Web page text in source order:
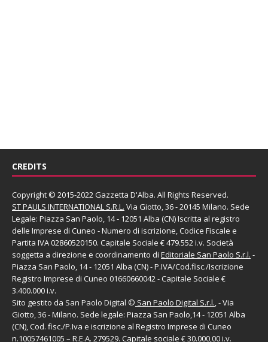
CREDITS
Copyright © 2015-2022 Gazzetta D'Alba. All Rights Reserved.
ST PAULS INTERNATIONAL S.R.L. Via Giotto, 36 - 20145 Milano. Sede
Legale: Piazza San Paolo, 14 - 12051 Alba (CN) Iscritta al registro
delle Imprese di Cuneo - Numero di iscrizione, Codice Fiscale e
Partita IVA 02860520150. Capitale Sociale € 479.552 i.v. Società
soggetta a direzione e coordinamento di Editoriale San Paolo S.r.l. -
Piazza San Paolo, 14 - 12051 Alba (CN) - P.IVA/Cod.fisc./Iscrizione
Registro Imprese di Cuneo 01660660042 - Capitale Sociale €
3.400.000 i.v.
Sito gestito da San Paolo Digital © San Paolo Digital S.r.l., - Via
Giotto, 36 - Milano. Sede legale: Piazza San Paolo,14 - 12051 Alba
(CN), Cod. fisc./P.Iva e iscrizione al Registro Imprese di Cuneo
n.10057461005 – R.E.A. 279529. Capitale sociale € 30.000,00 i.v.